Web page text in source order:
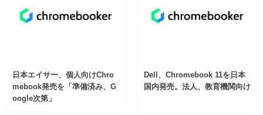
日本エイサー、個人向けChro
mebook発売を「準備済み、G
oogle次第」
Dell、Chromebook 11を日本
国内発売。法人、教育機関向け